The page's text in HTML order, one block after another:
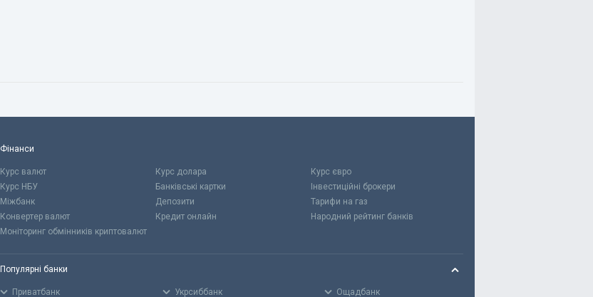
Фінанси
Курс валют Курс долара
Курс євро
Курс НБУ
Банківські картки
Інвестиційні брокери
Міжбанк
Депозити
Тарифи на газ
Конвертер валют
Кредит онлайн
Народний рейтинг банків
Моніторинг обмінників криптовалют
Популярні банки
Приватбанк Укрсиббанк
Ощадбанк